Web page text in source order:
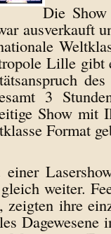
Die
ausverkauft
Lille gibt
3
Show mit
Format
weiter.
zeigten ihre
Dagewesene